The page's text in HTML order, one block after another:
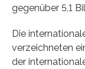
gegenüber 5,1
Die
verzeichneten
der